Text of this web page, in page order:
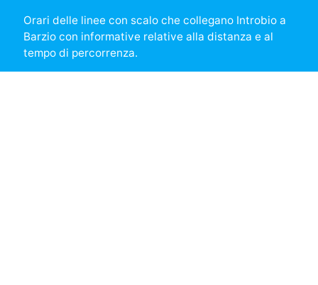
Orari delle linee con scalo che collegano Introbio a
Barzio con informative relative alla distanza e al
tempo di percorrenza.